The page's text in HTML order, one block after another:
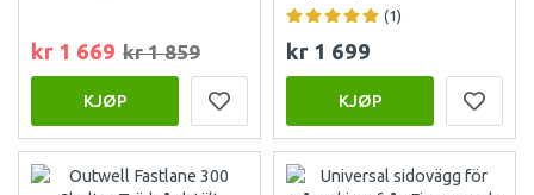
kr 1 669 kr 1 859
KJØP
(1)
kr 1 699
KJØP